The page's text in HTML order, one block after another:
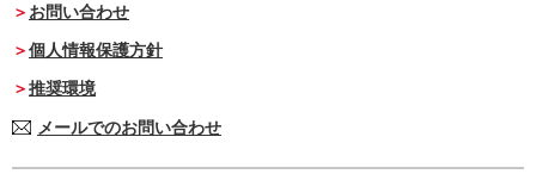
お問い合わせ
個人情報保護方針
推奨環境
メールでのお問い合わせ